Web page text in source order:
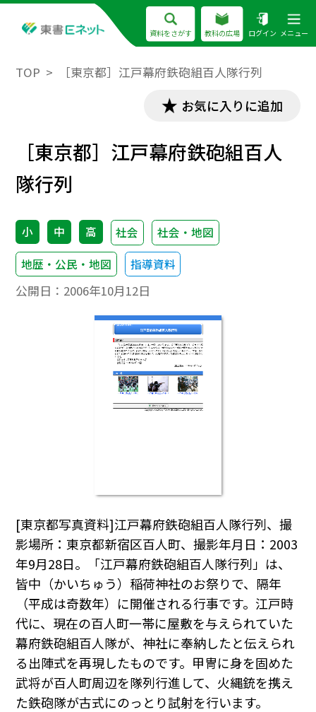
資料をさがす 教科の広場 ログイン メニュー
TOP ［東京都］江戸幕府鉄砲組百人隊行列
お気に入りに追加
［東京都］江戸幕府鉄砲組百人
隊行列
小 中 高 社会
社会・地図
地歴・公民・地図
指導資料
公開日： 2006年10月12日
[東京都写真資料]江戸幕府鉄砲組百人隊行列、撮
影場所：東京都新宿区百人町、撮影年月日：2003
年9月28日。「江戸幕府鉄砲組百人隊行列」は、
皆中（かいちゅう）稲荷神社のお祭りで、隔年
（平成は奇数年）に開催される行事です。江戸時
代に、現在の百人町一帯に屋敷を与えられていた
幕府鉄砲組百人隊が、神社に奉納したと伝えられ
る出陣式を再現したものです。甲冑に身を固めた
武将が百人町周辺を隊列行進して、火縄銃を携え
た鉄砲隊が古式にのっとり試射を行います。